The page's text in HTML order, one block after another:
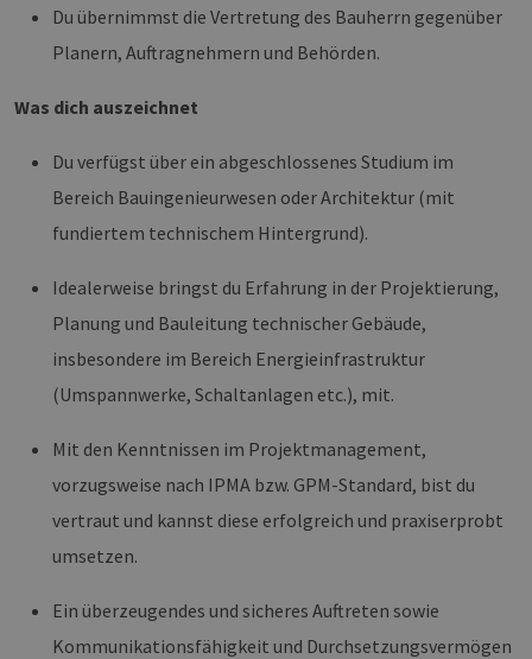
Du übernimmst die Vertretung des Bauherrn gegenüber
Planern, Auftragnehmern und Behörden.
Was dich auszeichnet
Du verfügst über ein abgeschlossenes Studium im
Bereich Bauingenieurwesen oder Architektur (mit
fundiertem technischem Hintergrund).
Idealerweise bringst du Erfahrung in der Projektierung,
Planung und Bauleitung technischer Gebäude,
insbesondere im Bereich Energieinfrastruktur
(Umspannwerke, Schaltanlagen etc.), mit.
Mit den Kenntnissen im Projektmanagement,
vorzugsweise nach IPMA bzw. GPM-Standard, bist du
vertraut und kannst diese erfolgreich und praxiserprobt
umsetzen.
Ein überzeugendes und sicheres Auftreten sowie
Kommunikationsfähigkeit und Durchsetzungsvermögen